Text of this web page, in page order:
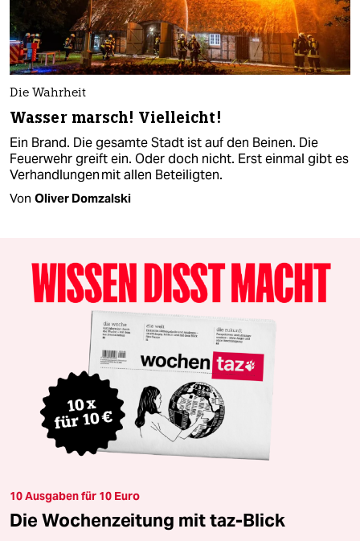
Die Wahrheit
Wasser marsch! Vielleicht!
Ein Brand. Die gesamte Stadt ist auf den Beinen. Die
Feuerwehr greift ein. Oder doch nicht. Erst einmal gibt es
Verhandlungen mit allen Beteiligten.
Von Oliver Domzalski
10 Ausgaben für 10 Euro
Die Wochenzeitung mit taz-Blick